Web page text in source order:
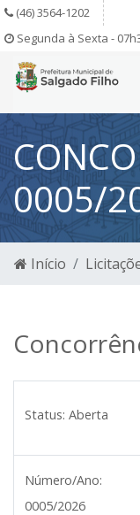
(46) 3564-1202
Segunda à Sexta -
0005/
Início
Status: Aberta
Número/Ano:
0005/2026